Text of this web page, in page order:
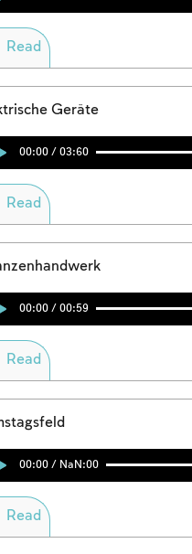
Read
Geräte
00:00 / 03:60
Read
00:00 / 00:59
Read
00:00 / NaN:00
Read